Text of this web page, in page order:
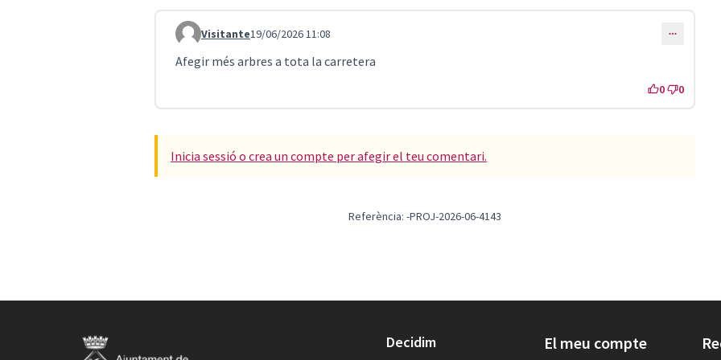
Comentari 5653
Visitante19/06/2026 11:08
Afegir més arbres a tota la carretera
0 0
Inicia sessió o crea un compte per afegir el teu comentari.
Referència: -PROJ-2026-06-4143
Decidim El meu compte